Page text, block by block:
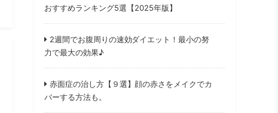
おすすめランキング5選【2025年版】
2週間でお腹周りの速効ダイエット！最小の努
力で最大の効果♪
赤面症の治し方【９選】顔の赤さをメイクでカ
バーする方法も。